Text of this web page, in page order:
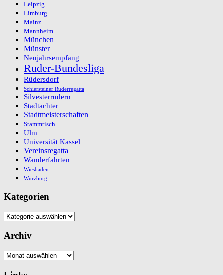
Leipzig
Limburg
Mainz
Mannheim
München
Münster
Neujahrsempfang
Ruder-Bundesliga
Rüdersdorf
Schiersteiner Ruderregatta
Silvesterrudern
Stadtachter
Stadtmeisterschaften
Stammtisch
Ulm
Universität Kassel
Vereinsregatta
Wanderfahrten
Wiesbaden
Würzburg
Kategorien
Kategorien
Archiv
Archiv